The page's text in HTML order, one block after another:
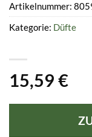
15,59 €
Artikelnummer:
Kategorie: Düfte